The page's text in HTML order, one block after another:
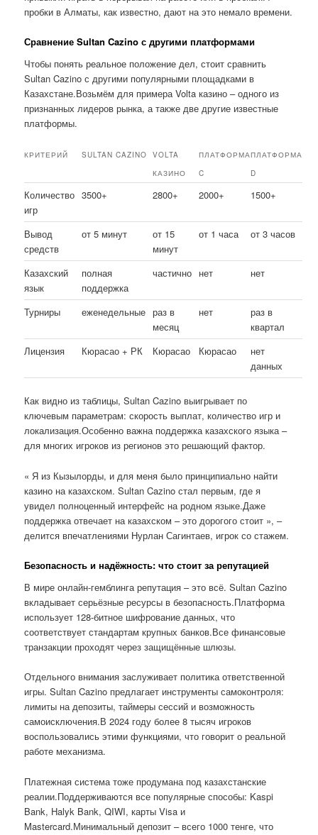
пробки в Алматы, как известно, дают на это немало времени.
Сравнение Sultan Cazino с другими платформами
Чтобы понять реальное положение дел, стоит сравнить
Sultan Cazino с другими популярными площадками в
Казахстане.Возьмём для примера Volta казино – одного из
признанных лидеров рынка, а также две другие известные
платформы.
КРИТЕРИЙ SULTAN CAZINO
VOLTA
КАЗИНО
ПЛАТФОРМА
C
ПЛАТФОРМА
D
Количество
игр
3500+ 2800+ 2000+ 1500+
Вывод
средств
от 5 минут
от 15
минут
от 1 часа от 3 часов
Казахский
язык
полная
поддержка
частично нет нет
Турниры еженедельные раз в
месяц
нет
раз в
квартал
Лицензия
Кюрасао + РК Кюрасао Кюрасао
нет
данных
Как видно из таблицы, Sultan Cazino выигрывает по
ключевым параметрам: скорость выплат, количество игр и
локализация.Особенно важна поддержка казахского языка –
для многих игроков из регионов это решающий фактор.
« Я из Кызылорды, и для меня было принципиально найти
казино на казахском. Sultan Cazino стал первым, где я
увидел полноценный интерфейс на родном языке.Даже
поддержка отвечает на казахском – это дорогого стоит », –
делится впечатлениями Нурлан Сагинтаев, игрок со стажем.
Безопасность и надёжность: что стоит за репутацией
В мире онлайн-гемблинга репутация – это всё. Sultan Cazino
вкладывает серьёзные ресурсы в безопасность.Платформа
использует 128-битное шифрование данных, что
соответствует стандартам крупных банков.Все финансовые
транзакции проходят через защищённые шлюзы.
Отдельного внимания заслуживает политика ответственной
игры. Sultan Cazino предлагает инструменты самоконтроля:
лимиты на депозиты, таймеры сессий и возможность
самоисключения.В 2024 году более 8 тысяч игроков
воспользовались этими функциями, что говорит о реальной
работе механизма.
Платежная система тоже продумана под казахстанские
реалии.Поддерживаются все популярные способы: Kaspi
Bank, Halyk Bank, QIWI, карты Visa и
Mastercard.Минимальный депозит – всего 1000 тенге, что